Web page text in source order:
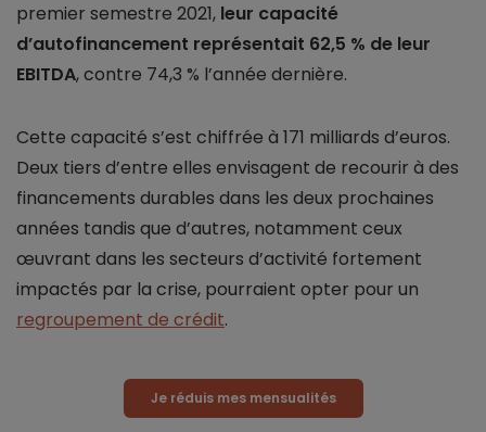
premier semestre 2021, leur capacité
d’autofinancement représentait 62,5 % de leur
EBITDA, contre 74,3 % l’année dernière.
Cette capacité s’est chiffrée à 171 milliards d’euros.
Deux tiers d’entre elles envisagent de recourir à des
financements durables dans les deux prochaines
années tandis que d’autres, notamment ceux
œuvrant dans les secteurs d’activité fortement
impactés par la crise, pourraient opter pour un
regroupement de crédit.
Je réduis mes mensualités